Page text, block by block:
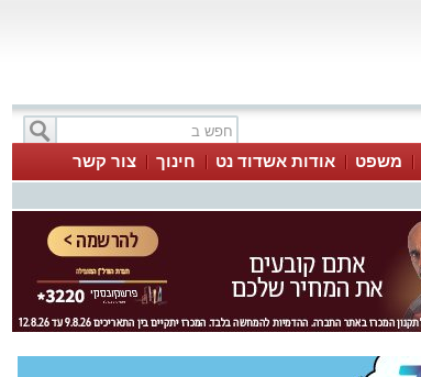
משפט אודות אשדוד נט חינוך צור קשר